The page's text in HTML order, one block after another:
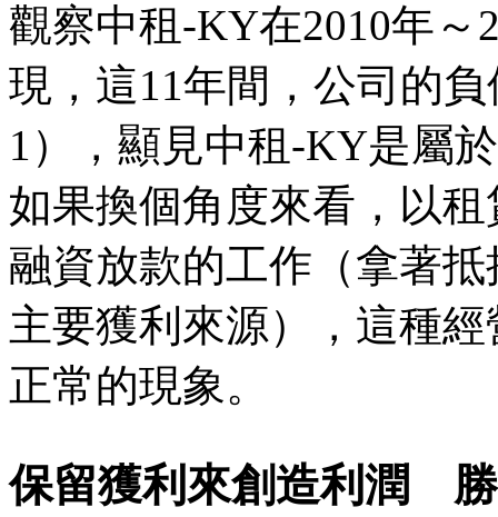
觀察中租-KY在2010年～
現，這11年間，公司的
1），顯見中租-KY是屬
如果換個角度來看，以
融資放款的工作（拿著
主要獲利來源），這種
正常的現象。
保留獲利來創造利潤